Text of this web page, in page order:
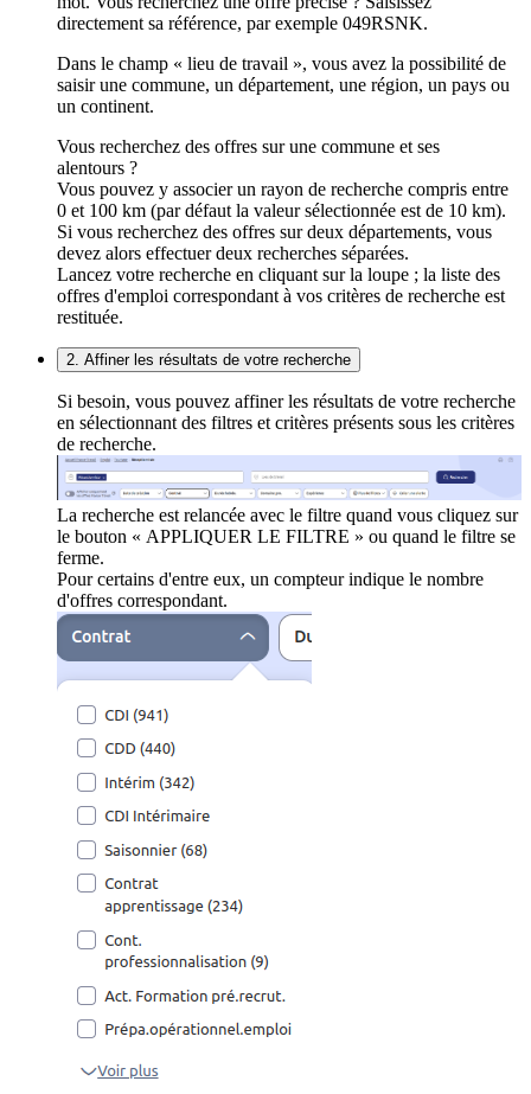
directement sa référence, par exemple 049RSNK.
Dans le champ « lieu de travail », vous avez la possibilité de
saisir une commune, un département, une région, un pays ou
un continent.
Vous recherchez des offres sur une commune et ses
alentours ?
Vous pouvez y associer un rayon de recherche compris entre
0 et 100 km (par défaut la valeur sélectionnée est de 10 km).
Si vous recherchez des offres sur deux départements, vous
devez alors effectuer deux recherches séparées.
Lancez votre recherche en cliquant sur la loupe ; la liste des
offres d'emploi correspondant à vos critères de recherche est
restituée.
2. Affiner les résultats de votre recherche
Si besoin, vous pouvez affiner les résultats de votre recherche
en sélectionnant des filtres et critères présents sous les critères
de recherche.
La recherche est relancée avec le filtre quand vous cliquez sur
le bouton « APPLIQUER LE FILTRE » ou quand le filtre se
ferme.
Pour certains d'entre eux, un compteur indique le nombre
d'offres correspondant.